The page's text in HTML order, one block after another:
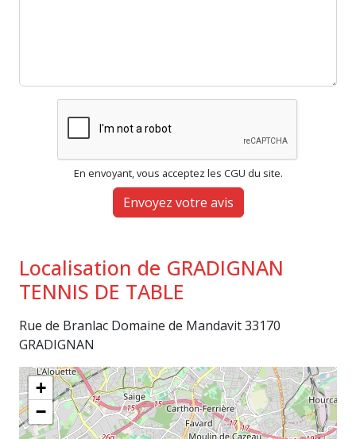
En envoyant, vous acceptez les CGU du site.
Envoyez votre avis
Localisation de GRADIGNAN
TENNIS DE TABLE
Rue de Branlac Domaine de Mandavit 33170
GRADIGNAN
+
−